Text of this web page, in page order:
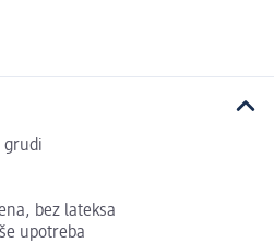
grudi
bez lateksa
upotreba